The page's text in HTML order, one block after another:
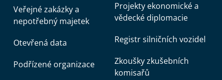
Veřejné zakázky a
nepotřebný majetek
Otevřená data
Podřízené organizace
Projekty ekonomické a
vědecké diplomacie
Registr silničních vozidel
Zkoušky zkušebních
komisařů